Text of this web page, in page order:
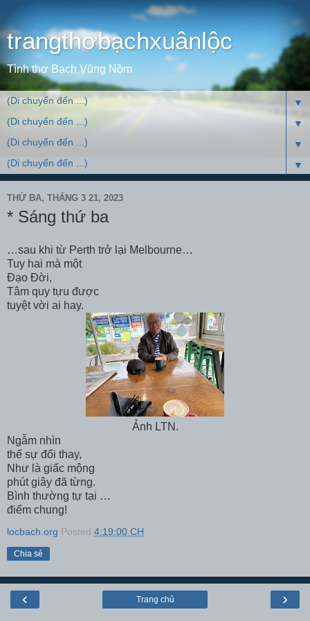
trangthơbạchxuânlộc
Tình thơ Bạch Vũng Nồm
▼
▼
▼
▼
THỨ BA, THÁNG 3 21, 2023
* Sáng thứ ba
…sau khi từ Perth trở lại Melbourne…
Tuy hai mà một
Đạo Đời,
Tâm quy tựu được
tuyệt vời ai hay.
Ảnh LTN.
Ngẫm nhìn
thế sự đổi thay,
Như là giấc mộng
phút giây đã từng.
Bình thường tự tại …
điểm chung!
locbach.org Posted 4:19:00 CH
Chia sẻ
‹ ›
Trang chủ